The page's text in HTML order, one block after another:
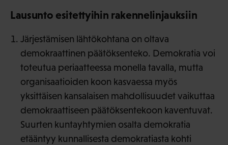
Lausunto esitettyihin rakennelinjauksiin
Järjestämisen lähtökohtana on oltava
demokraattinen päätöksenteko. Demokratia voi
toteutua periaatteessa monella tavalla, mutta
organisaatioiden koon kasvaessa myös
yksittäisen kansalaisen mahdollisuudet vaikuttaa
demokraattiseen päätöksentekoon kaventuvat.
Suurten kuntayhtymien osalta demokratia
etääntyy kunnallisesta demokratiasta kohti